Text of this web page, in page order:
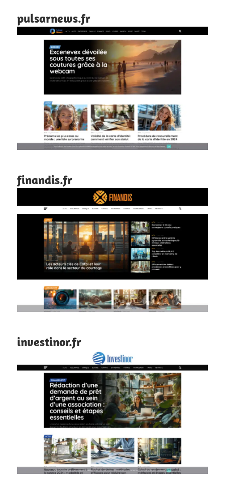
pulsarnews.fr
finandis.fr
investinor.fr